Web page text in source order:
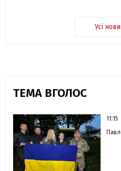
Усі
ТЕМА ВГОЛОС
11:15